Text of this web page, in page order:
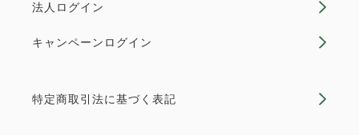
法人ログイン
キャンペーンログイン
特定商取引法に基づく表記